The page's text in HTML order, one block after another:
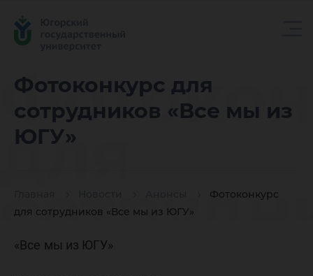
Фотоконкурс для
сотрудников «Все мы из
ЮГУ»
Фотоконкурс
для сотрудников «Все мы из ЮГУ»
для
«Все мы из ЮГУ»